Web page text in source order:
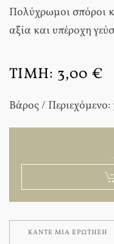
Πολύχρωμοι σπόροι
αξία και υπέροχη
ΤΙΜΉ: 3,00 €
Βάρος / Περιεχόμενο:
ΚΆΝΤΕ ΜΊΑ ΕΡΏΤΗΣΗ